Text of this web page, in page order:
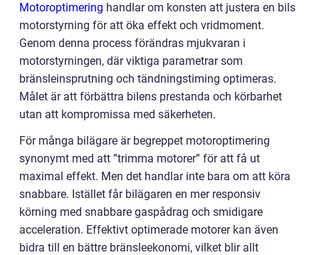
Motoroptimering handlar om konsten att justera en bils
motorstyrning för att öka effekt och vridmoment.
Genom denna process förändras mjukvaran i
motorstyrningen, där viktiga parametrar som
bränsleinsprutning och tändningstiming optimeras.
Målet är att förbättra bilens prestanda och körbarhet
utan att kompromissa med säkerheten.
För många bilägare är begreppet motoroptimering
synonymt med att ”trimma motorer” för att få ut
maximal effekt. Men det handlar inte bara om att köra
snabbare. Istället får bilägaren en mer responsiv
körning med snabbare gaspådrag och smidigare
acceleration. Effektivt optimerade motorer kan även
bidra till en bättre bränsleekonomi, vilket blir allt